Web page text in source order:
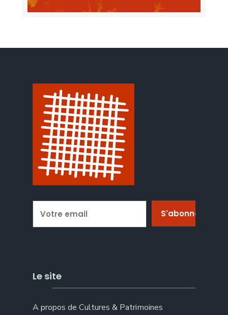
Le site
A propos de Cultures & Patrimoines